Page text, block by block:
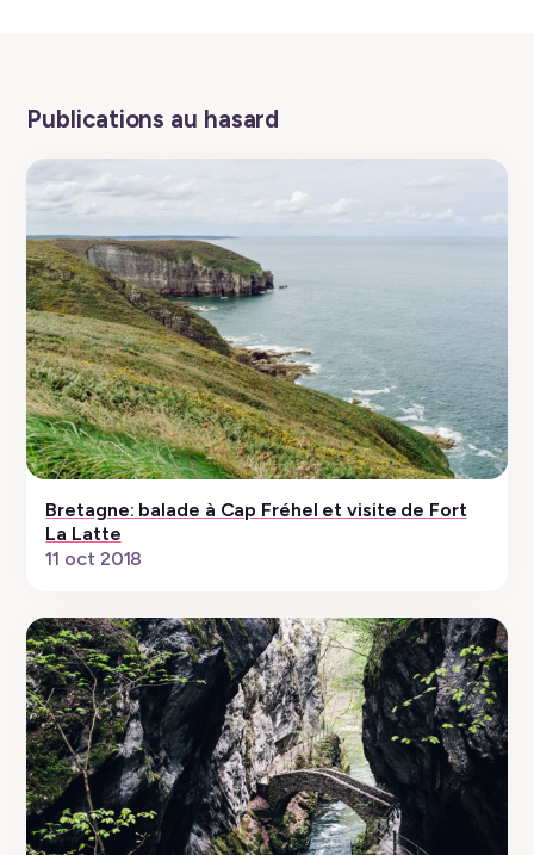
Publications au hasard
Bretagne: balade à Cap Fréhel et visite de Fort
La Latte
11 oct 2018